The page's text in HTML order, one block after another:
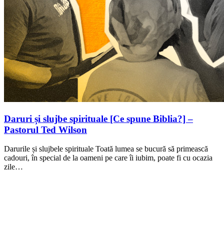
Daruri și slujbe spirituale [Ce spune Biblia?] –
Pastorul Ted Wilson
Darurile și slujbele spirituale Toată lumea se bucură să primească
cadouri, în special de la oameni pe care îi iubim, poate fi cu ocazia
zile…